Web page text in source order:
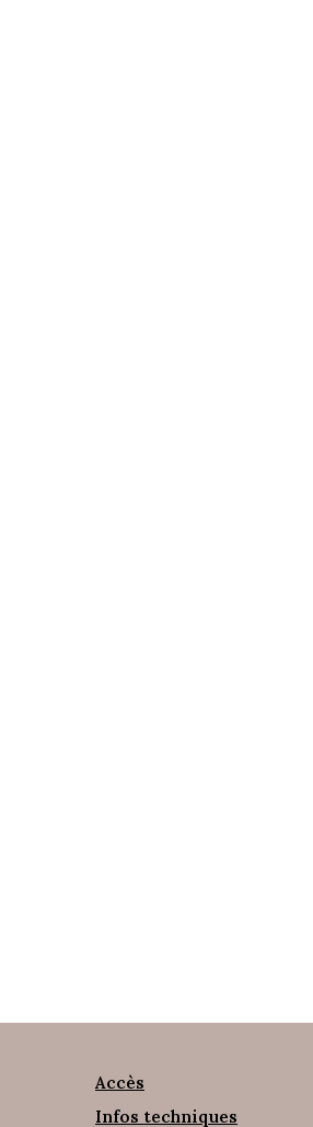
Accès
Infos techniques